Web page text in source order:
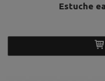
Estuche